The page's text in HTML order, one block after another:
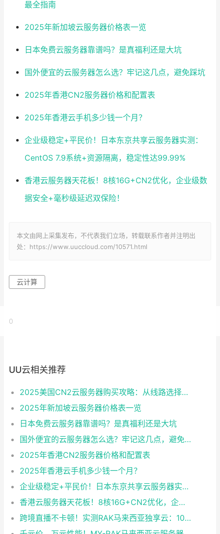
最全指南
2025年新加坡云服务器价格表一览
日本免费云服务器靠谱吗？是真福利还是大坑
国外便宜的云服务器怎么选？牢记这几点，避免踩坑
2025年香港CN2服务器价格和配置表
2025年香港云手机多少钱一个月？
企业级稳定+平民价！日本东京共享云服务器实测：
CentOS 7.9系统+资源隔离，稳定性达99.99%
香港云服务器天花板！8核16G+CN2优化，企业级数
据安全+毫秒级延迟双保险！
本文由网上采集发布，不代表我们立场，转载联系作者并注明出
处：https://www.uuccloud.com/10571.html
云计算
0
UU云相关推荐
2025美国CN2云服务器购买攻略：从线路选择到实操最全指南
2025年新加坡云服务器价格表一览
日本免费云服务器靠谱吗？是真福利还是大坑
国外便宜的云服务器怎么选？牢记这几点，避免踩坑
2025年香港CN2服务器价格和配置表
2025年香港云手机多少钱一个月？
企业级稳定+平民价！日本东京共享云服务器实测：CentOS 7.9系统+资源隔离，稳定性达99.99%
香港云服务器天花板！8核16G+CN2优化，企业级数据安全+毫秒级延迟双保险！
跨境直播不卡顿！实测RAK马来西亚独享云：1080P推流稳定，首月6折优惠中